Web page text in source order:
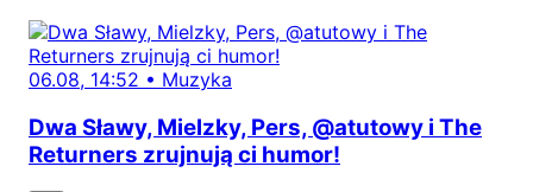
06.08, 14:52 • Muzyka
Dwa Sławy, Mielzky, Pers, @atutowy i The
Returners zrujnują ci humor!